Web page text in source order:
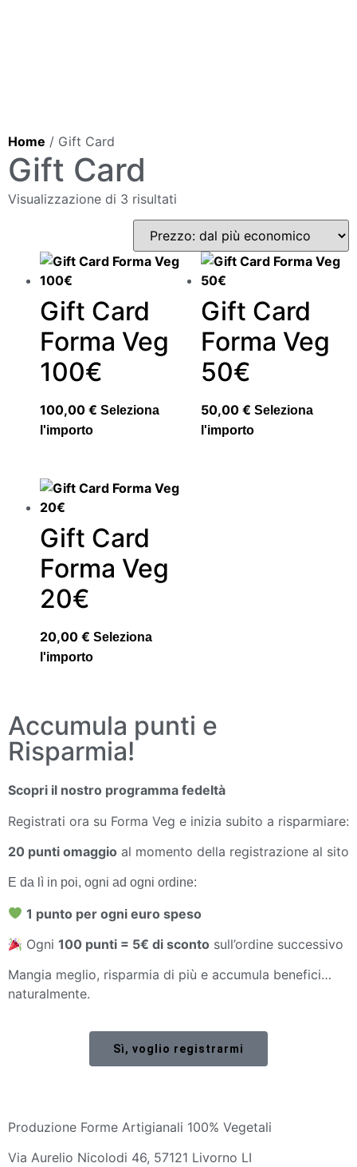
Home / Gift Card
Gift Card
Visualizzazione di 3 risultati
Gift Card
Forma Veg
100€
100,00 € Seleziona
l'importo
Gift Card
Forma Veg
50€
50,00 € Seleziona
l'importo
Gift Card
Forma Veg
20€
20,00 € Seleziona
l'importo
Accumula punti e
Risparmia!
Scopri il nostro programma fedeltà
Registrati ora su Forma Veg e inizia subito a risparmiare:
20 punti omaggio al momento della registrazione al sito
E da lì in poi, ogni ad ogni ordine:
1 punto per ogni euro speso
Ogni100 punti = 5€ di sconto sull’ordine successivo
Mangia meglio, risparmia di più e accumula benefici…
naturalmente.
Sì, voglio registrarmi
Produzione Forme Artigianali 100% Vegetali
Via Aurelio Nicolodi 46, 57121 Livorno LI